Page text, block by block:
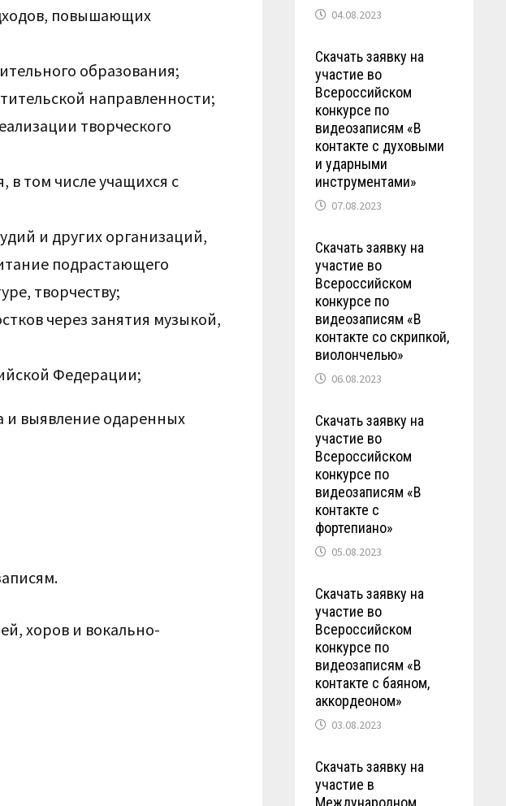
повышающих
образования;
направленности;
творческого
том числе учащихся с
и других организаций,
подрастающего
творчеству;
через занятия музыкой,
Федерации;
и выявление одаренных
хоров и вокально-
04.08.2023
Скачать заявку на
участие во
Всероссийском
конкурсе по
видеозаписям «В
контакте с духовыми
и ударными
инструментами»
07.08.2023
Скачать заявку на
участие во
Всероссийском
конкурсе по
видеозаписям «В
контакте со скрипкой,
виолончелью»
06.08.2023
Скачать заявку на
участие во
Всероссийском
конкурсе по
видеозаписям «В
контакте с
фортепиано»
05.08.2023
Скачать заявку на
участие во
Всероссийском
конкурсе по
видеозаписям «В
контакте с баяном,
аккордеоном»
03.08.2023
Скачать заявку на
участие в
Международном